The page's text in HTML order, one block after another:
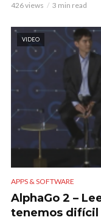
426 views 3 min read
VIDEO
APPS & SOFTWARE
AlphaGo 2 –
tenemos difícil